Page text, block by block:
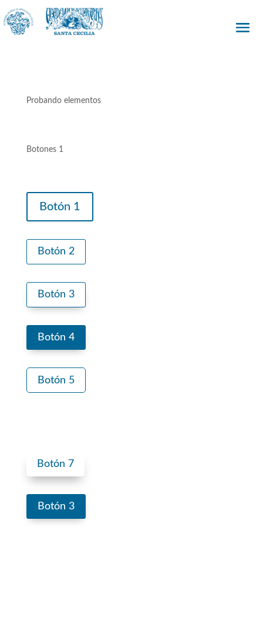
Probando elementos
Botones 1
Botón 1
Botón 2
Botón 3
Botón 4
Botón 5
Botón 7
Botón 3